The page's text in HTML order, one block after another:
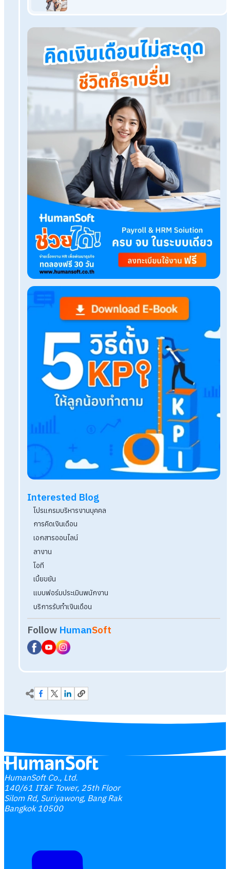
บรมราชากาญจนาภิเษกอนุสรณ์, วัดมังกรกมลาวาส, ศาลเจ้าพ่อเ
และวัดทิพยวารีวิหาร เป็นต้น วัดเหล่านี้เหมาะสำหรับเสริมดวง สะเด
เคราะห์ และขอพรให้ชีวิตราบรื่นตลอดปี
HumanSoft Payroll & HR Solution
Try Free 30 daysAll HR's functions
Free setup service. No expenses at all. Dismiss at any time.
Try it free
Tags:
ปีนักษัตร 2569 / ปีชง
Related Blog
Analytical Thinking คืออะไร? มีขั้นตอนการคิดอะไ
อัปเดตล่าสุด! ที่กางเต็นท์รับลมหนาว เคาท์ดาวน์ปีใ
Q&A ลาพักร้อนใช้ทีเดียวติดต่อกันได้ไหม ต้องบอกเ
หรือไม่?
HumanSoft Co., Ltd.
140/61 IT&F Tower, 25th Floor
Silom Rd, Suriyawong, Bang Rak
Bangkok 10500